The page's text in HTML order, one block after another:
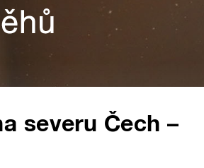
severu Čech –